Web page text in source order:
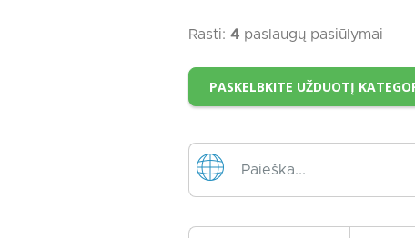
Rasti: 4 paslaugų pasiūlymai
PASKELBKITE UŽDUOTĮ